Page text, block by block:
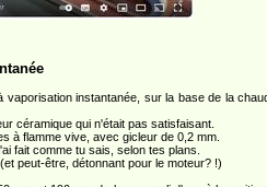
instantanée, sur la base de la
céramique qui n'était pas satisfaisant.
à flamme vive, avec gicleur de 0,2 mm.
fait comme tu sais, selon tes plans.
peut-être, détonnant pour le moteur? !)